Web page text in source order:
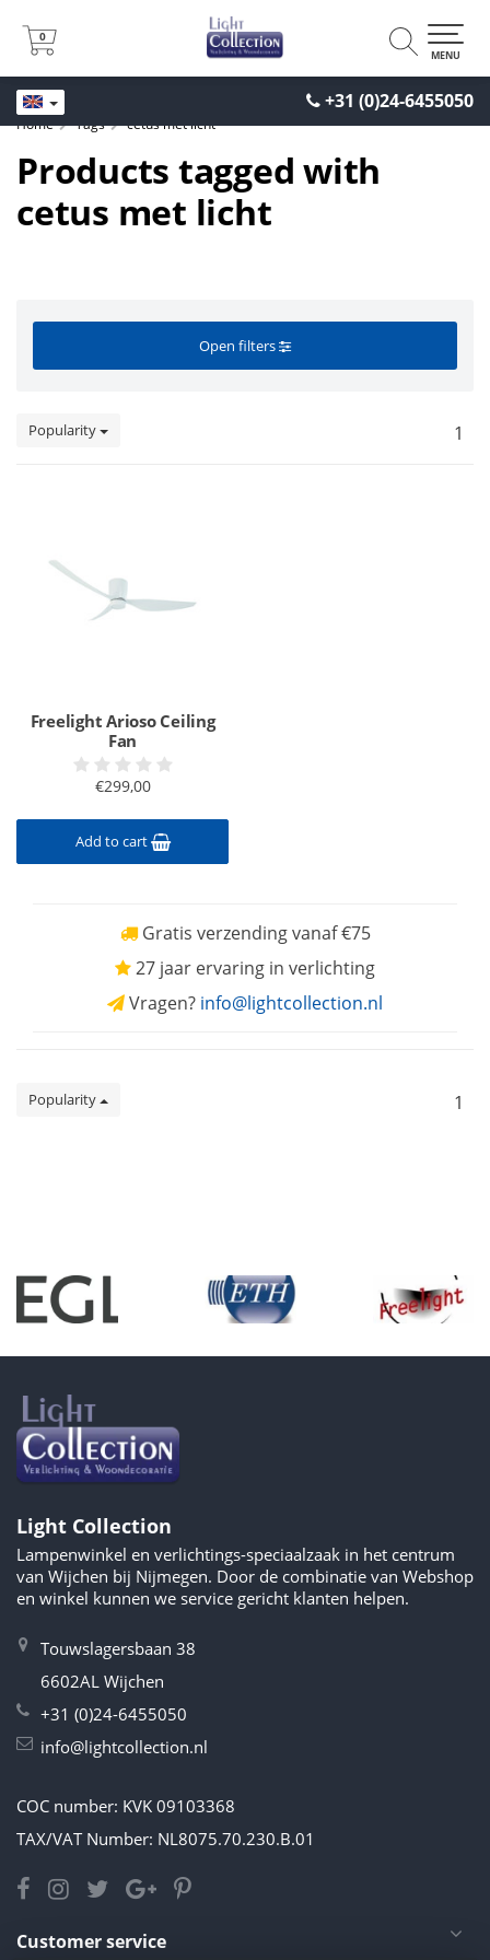
+31 (0)24-6455050
0
0
MENU
Home Tags cetus met licht
Products tagged with
cetus met licht
Open filters
Popularity 1
Freelight Arioso Ceiling
Fan
€299,00
Add to cart
Gratis verzending vanaf €75
27 jaar ervaring in verlichting
Vragen? info@lightcollection.nl
Popularity 1
Light Collection
Lampenwinkel en verlichtings-speciaalzaak in het centrum
van Wijchen bij Nijmegen. Door de combinatie van Webshop
en winkel kunnen we service gericht klanten helpen.
Touwslagersbaan 38
6602AL Wijchen
+31 (0)24-6455050
info@lightcollection.nl
COC number: KVK 09103368
TAX/VAT Number: NL8075.70.230.B.01
Customer service